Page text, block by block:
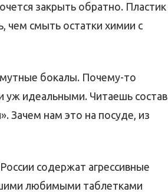
закрыть обратно. Пластик
чем смыть остатки химии с
бокалы. Почему-то
уж идеальными. Читаешь состав
нам это на посуде, из
содержат агрессивные
любимыми таблетками